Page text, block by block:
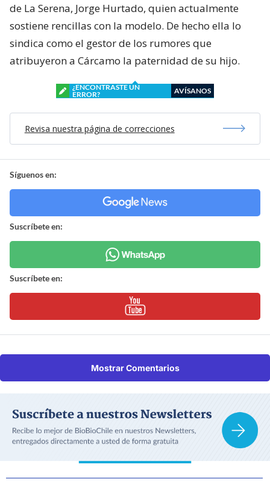
de La Serena, Jorge Hurtado, quien actualmente
sostiene rencillas con la modelo. De hecho ella lo
sindica como el gestor de los rumores que
atribuyeron a Cárcamo la paternidad de su hijo.
¿ENCONTRASTE UN
ERROR?
AVÍSANOS
Revisa nuestra página de correcciones
Síguenos en:
Suscríbete en:
Suscríbete en:
Mostrar Comentarios